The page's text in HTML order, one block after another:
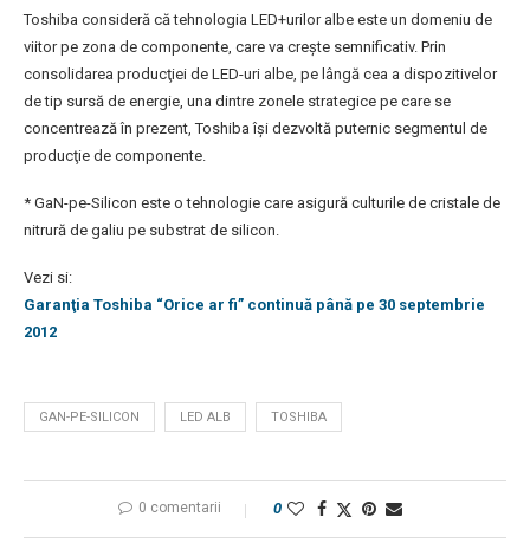
Toshiba consideră că tehnologia LED+urilor albe este un domeniu de
viitor pe zona de componente, care va creşte semnificativ. Prin
consolidarea producţiei de LED-uri albe, pe lângă cea a dispozitivelor
de tip sursă de energie, una dintre zonele strategice pe care se
concentrează în prezent, Toshiba îşi dezvoltă puternic segmentul de
producţie de componente.
* GaN-pe-Silicon este o tehnologie care asigură culturile de cristale de
nitrură de galiu pe substrat de silicon.
Vezi si:
Garanţia Toshiba “Orice ar fi” continuă până pe 30 septembrie
2012
GAN-PE-SILICON LED ALB TOSHIBA
0 comentarii 0